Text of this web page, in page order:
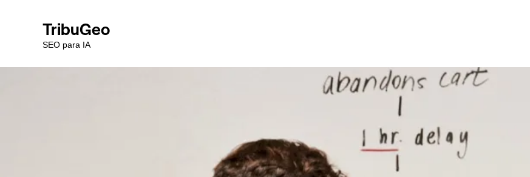
TribuGeo
SEO para IA